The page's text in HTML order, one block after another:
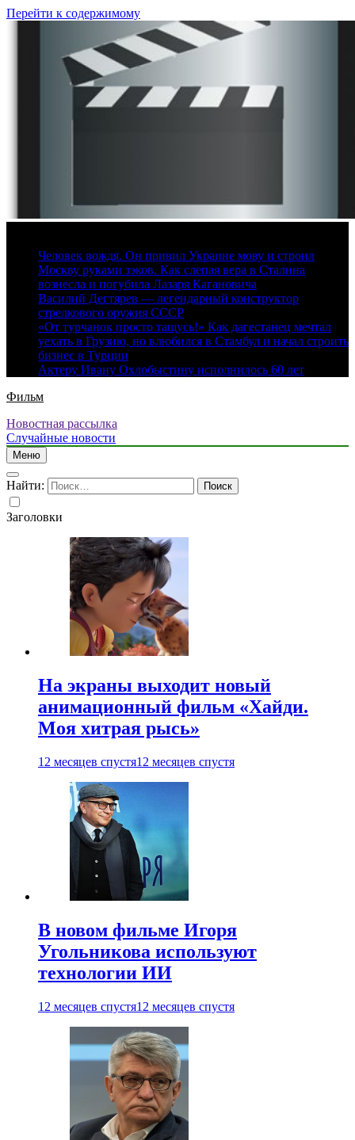
Перейти к содержимому
Человек вождя. Он привил Украине мову и строил
Москву руками зэков. Как слепая вера в Сталина
вознесла и погубила Лазаря Кагановича
Василий Дегтярев — легендарный конструктор
стрелкового оружия СССР
«От турчанок просто тащусь!» Как дагестанец мечтал
уехать в Грузию, но влюбился в Стамбул и начал строить
бизнес в Турции
Актеру Ивану Охлобыстину исполнилось 60 лет
Фильм
Новостная рассылка
Случайные новости
Меню
Найти:
Заголовки
На экраны выходит новый
анимационный фильм «Хайди.
Моя хитрая рысь»
12 месяцев спустя12 месяцев спустя
В новом фильме Игоря
Угольникова используют
технологии ИИ
12 месяцев спустя12 месяцев спустя